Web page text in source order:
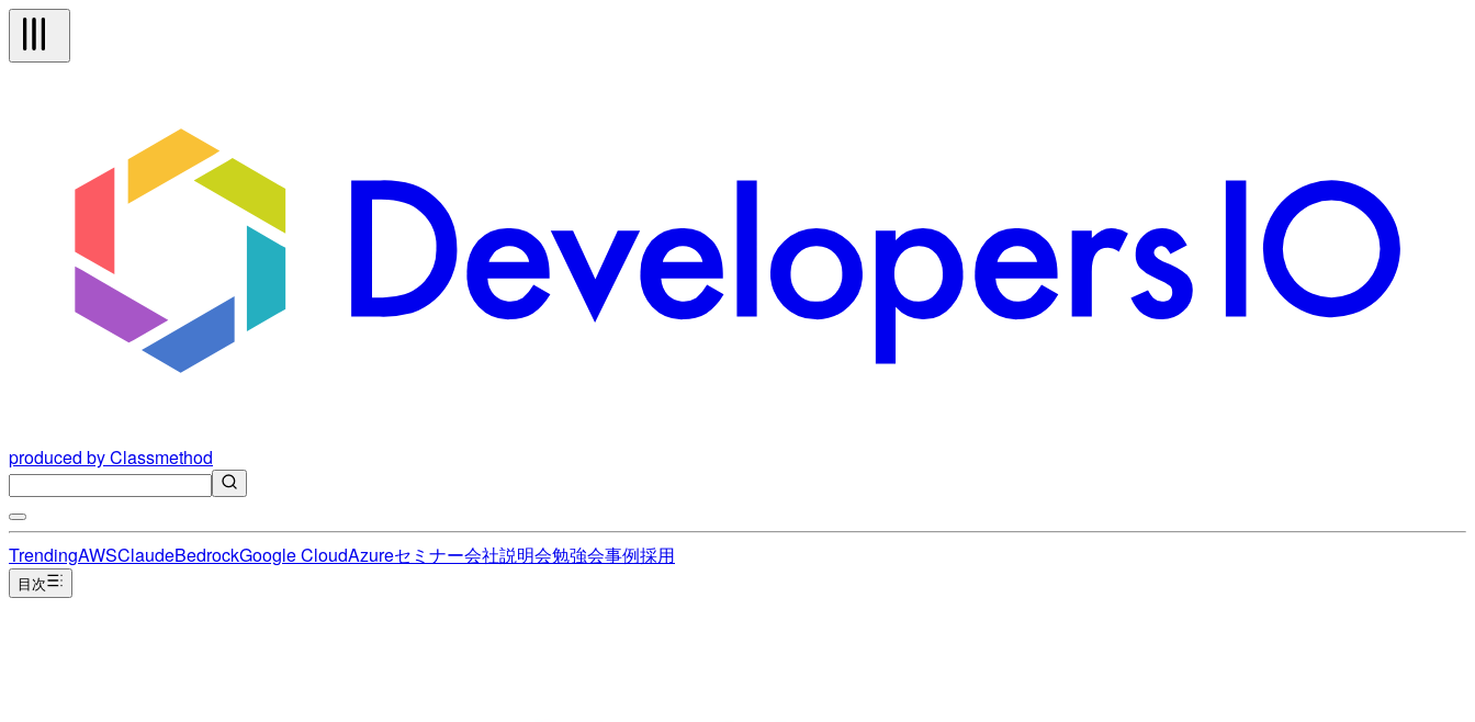
produced by Classmethod
TrendingAWSClaudeBedrockGoogle CloudAzureセミナー会社説明会勉強会事例採用
目次